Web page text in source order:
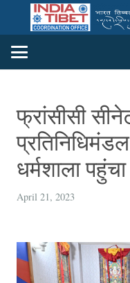
फ्रांसीसी
धर्मशाला पहुंचा
April 21, 2023